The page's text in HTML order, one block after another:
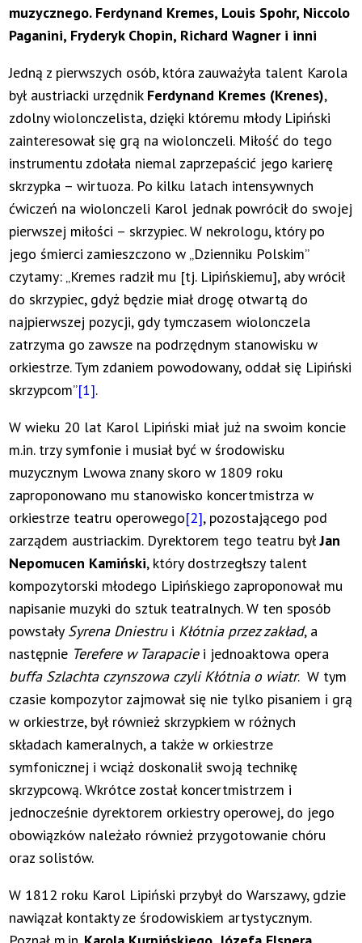
muzycznego. Ferdynand Kremes, Louis Spohr, Niccolo
Paganini, Fryderyk Chopin, Richard Wagner i inni
Jedną z pierwszych osób, która zauważyła talent Karola
był austriacki urzędnik Ferdynand Kremes (Krenes),
zdolny wiolonczelista, dzięki któremu młody Lipiński
zainteresował się grą na wiolonczeli. Miłość do tego
instrumentu zdołała niemal zaprzepaścić jego karierę
skrzypka – wirtuoza. Po kilku latach intensywnych
ćwiczeń na wiolonczeli Karol jednak powrócił do swojej
pierwszej miłości – skrzypiec. W nekrologu, który po
jego śmierci zamieszczono w „Dzienniku Polskim”
czytamy: „Kremes radził mu [tj. Lipińskiemu], aby wrócił
do skrzypiec, gdyż będzie miał drogę otwartą do
najpierwszej pozycji, gdy tymczasem wiolonczela
zatrzyma go zawsze na podrzędnym stanowisku w
orkiestrze. Tym zdaniem powodowany, oddał się Lipiński
skrzypcom”[1].
W wieku 20 lat Karol Lipiński miał już na swoim koncie
m.in. trzy symfonie i musiał być w środowisku
muzycznym Lwowa znany skoro w 1809 roku
zaproponowano mu stanowisko koncertmistrza w
orkiestrze teatru operowego[2], pozostającego pod
zarządem austriackim. Dyrektorem tego teatru byłJan
Nepomucen Kamiński, który dostrzegłszy talent
kompozytorski młodego Lipińskiego zaproponował mu
napisanie muzyki do sztuk teatralnych. W ten sposób
powstały Syrena Dniestrui Kłótnia przez zakład, a
następnie Terefere w Tarapaciei jednoaktowa opera
buffa Szlachta czynszowa czyli Kłótnia o wiatr. W tym
czasie kompozytor zajmował się nie tylko pisaniem i grą
w orkiestrze, był również skrzypkiem w różnych
składach kameralnych, a także w orkiestrze
symfonicznej i wciąż doskonalił swoją technikę
skrzypcową. Wkrótce został koncertmistrzem i
jednocześnie dyrektorem orkiestry operowej, do jego
obowiązków należało również przygotowanie chóru
oraz solistów.
W 1812 roku Karol Lipiński przybył do Warszawy, gdzie
nawiązał kontakty ze środowiskiem artystycznym.